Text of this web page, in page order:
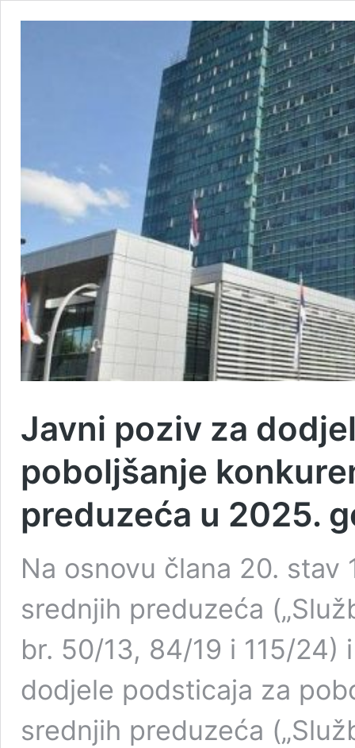
Javni poziv za
poboljšanje
preduzeća u 2025.
Na osnovu člana 20. stav
srednjih preduzeća
br. 50/13, 84/19 i 115/
dodjele podsticaja za
srednjih preduzeća